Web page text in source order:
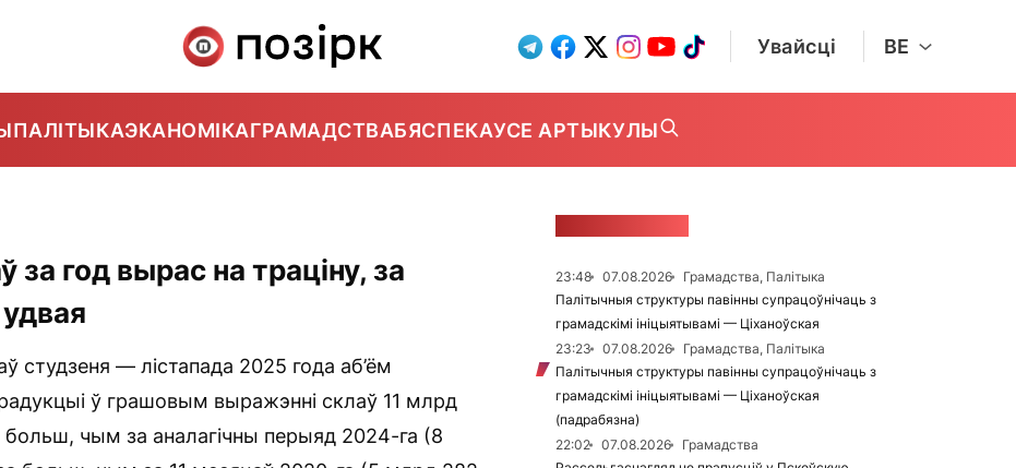
Увайсці BE
ПАЛІТЫКАЭКАНОМІКАГРАМАДСТВАБЯСПЕКАУСЕ АРТЫКУЛЫ
за год вырас на траціну, за
студзеня — лістапада 2025 года аб’ём
ў грашовым выражэнні склаў 11 млрд
чым за аналагічны перыяд 2024-га (8
23:48 07.08.2026
Грамадства, Палітыка
Палітычныя структуры павінны супрацоўнічаць з
грамадскімі ініцыятывамі — Ціханоўская
23:23
07.08.2026
Грамадства, Палітыка
Палітычныя структуры павінны супрацоўнічаць з
грамадскімі ініцыятывамі — Ціханоўская
(падрабязна)
22:02
07.08.2026
Грамадства